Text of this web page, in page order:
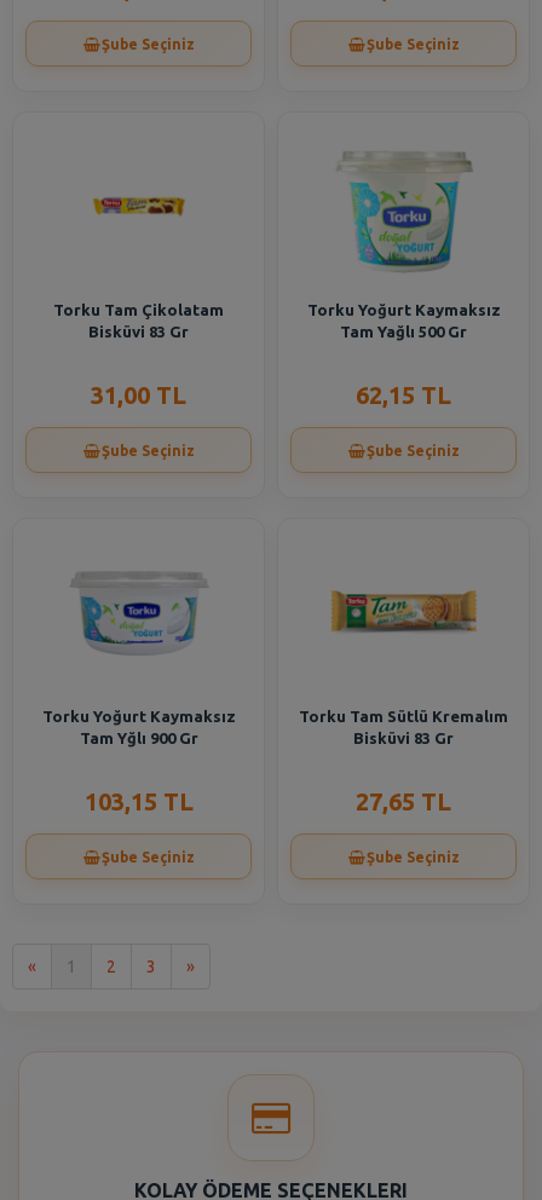
Şube Seçiniz Şube Seçiniz
Torku Tam Çikolatam
Bisküvi 83 Gr
31,00 TL
Şube Seçiniz
Torku Yoğurt Kaymaksız
Tam Yağlı 500 Gr
62,15 TL
Şube Seçiniz
Torku Yoğurt Kaymaksız
Tam Yğlı 900 Gr
103,15 TL
Şube Seçiniz
Torku Tam Sütlü Kremalım
Bisküvi 83 Gr
27,65 TL
Şube Seçiniz
« 1 2 3 »Son
KOLAY ÖDEME SEÇENEKLERI